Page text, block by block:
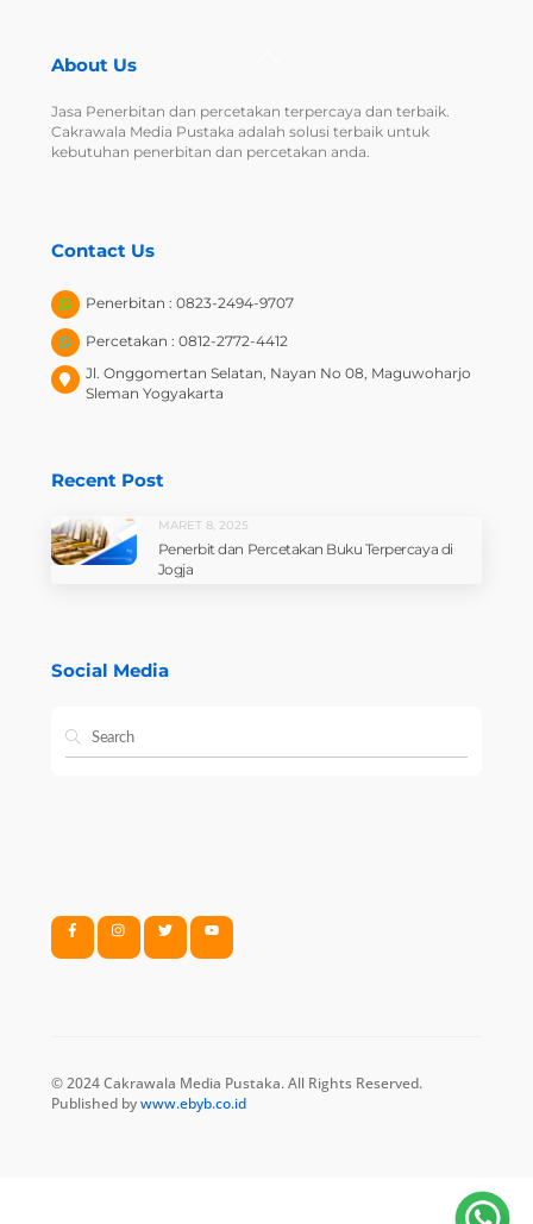
About Us
Jasa Penerbitan dan percetakan terpercaya dan terbaik.
Cakrawala Media Pustaka adalah solusi terbaik untuk
kebutuhan penerbitan dan percetakan anda.
Contact Us
Penerbitan : 0823-2494-9707
Percetakan : 0812-2772-4412
Jl. Onggomertan Selatan, Nayan No 08, Maguwoharjo
Sleman Yogyakarta
Recent Post
MARET 8, 2025
Penerbit dan Percetakan Buku Terpercaya di
Jogja
Social Media
© 2024 Cakrawala Media Pustaka. All Rights Reserved.
Published bywww.ebyb.co.id